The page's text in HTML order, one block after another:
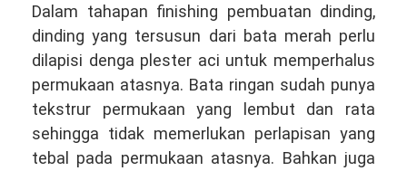
Dalam tahapan finishing pembuatan dinding,
dinding yang tersusun dari bata merah perlu
dilapisi denga plester aci untuk memperhalus
permukaan atasnya. Bata ringan sudah punya
tekstrur permukaan yang lembut dan rata
sehingga tidak memerlukan perlapisan yang
tebal pada permukaan atasnya. Bahkan juga